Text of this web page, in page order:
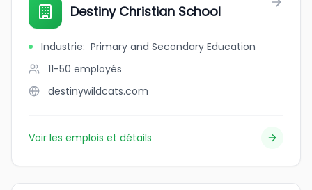
Destiny Christian School
Industrie: Primary and Secondary Education
11-50 employés
destinywildcats.com
Voir les emplois et détails